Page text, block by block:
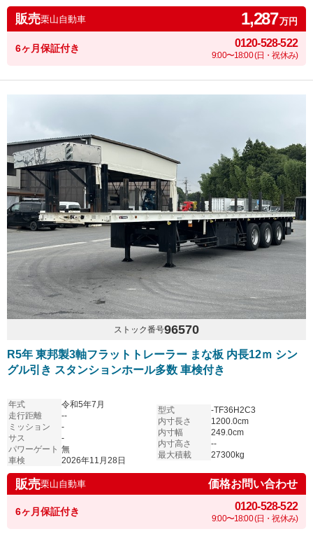
販売栗山自動車 1,287万円
6ヶ月保証付き 0120-528-522
9:00〜18:00 (日・祝休み)
ストック番号96570
R5年 東邦製3軸フラットトレーラー まな板 内長12ｍ シン
グル引き スタンションホール多数 車検付き
年式
令和5年7月
走行距離
--
ミッション
-
サス
-
パワーゲート 無
車検
2026年11月28日
型式
-TF36H2C3
内寸長さ
1200.0cm
内寸幅
249.0cm
内寸高さ
--
最大積載
27300kg
販売栗山自動車 価格お問い合わせ
6ヶ月保証付き 0120-528-522
9:00〜18:00 (日・祝休み)